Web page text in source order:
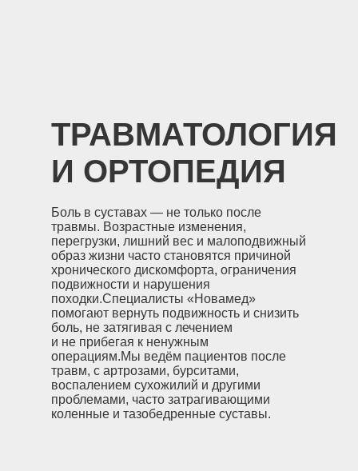
Боль в суставах — не только после
травмы. Возрастные изменения,
перегрузки, лишний вес и малоподвижный
образ жизни часто становятся причиной
хронического дискомфорта, ограничения
подвижности и нарушения
походки.Специалисты «Новамед»
помогают вернуть подвижность и снизить
боль, не затягивая с лечением
и не прибегая к ненужным
операциям.Мы ведём пациентов после
травм, с артрозами, бурситами,
воспалением сухожилий и другими
проблемами, часто затрагивающими
коленные и тазобедренные суставы.
ТРАВМАТОЛОГИЯ
И ОРТОПЕДИЯ